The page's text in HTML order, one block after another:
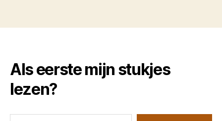
Als eerste mijn stukjes
lezen?
Typ je e-mail...